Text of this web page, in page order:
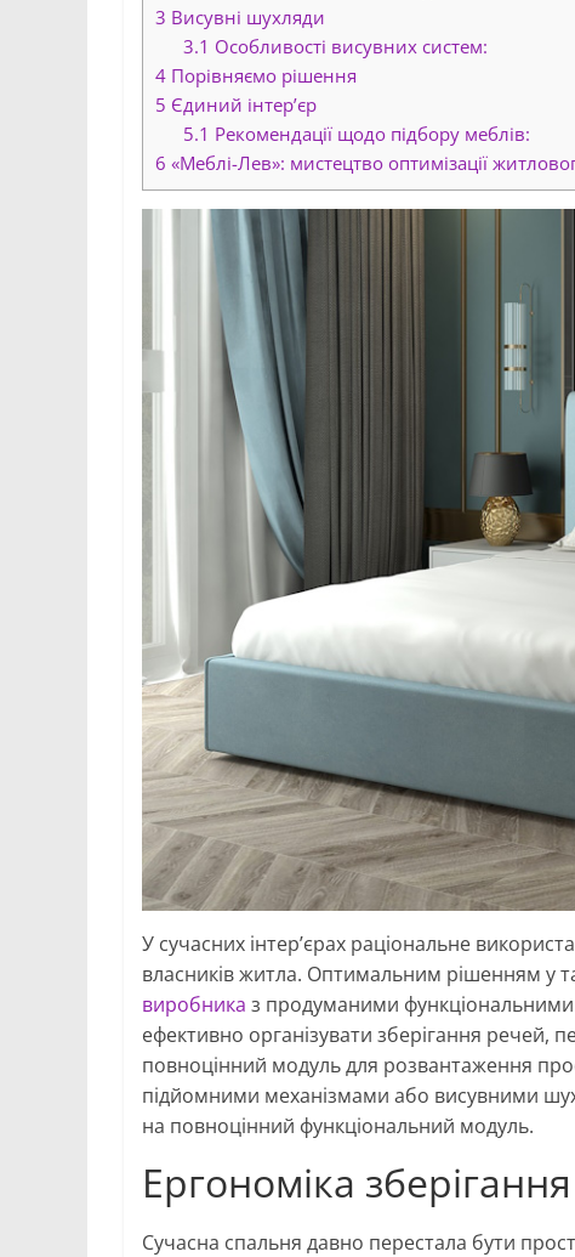
3 Висувні шухляди
3.1 Особливості висувних систем:
4 Порівняємо рішення
5 Єдиний інтер’єр
5.1 Рекомендації щодо підбору меблів:
6 «Меблі-Лев»: мистецтво оптимізації
У сучасних інтер’єрах раціональне
власників житла. Оптимальним рішенням у
виробника з продуманими
ефективно організувати зберігання
повноцінний модуль для розвантаження
підйомними механізмами або висувними
на повноцінний функціональний модуль.
Ергономіка зберігання
Сучасна спальня давно перестала бути